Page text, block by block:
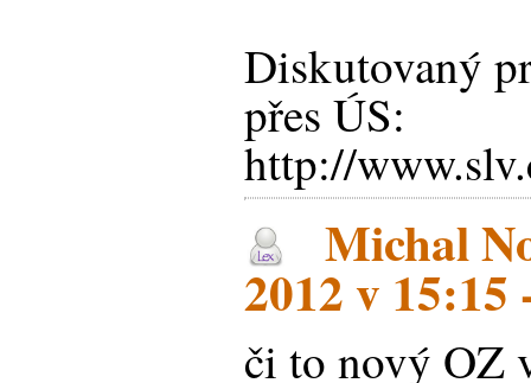
Diskutovaný
přes ÚS:
http://
Michal
2012 v 15:15
či to nový OZ